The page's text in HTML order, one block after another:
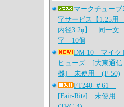
マークチューブ
字サービス【1.25用
内径3.2φ】 同一文
字 10個
DM-10 マイク
ヒューズ [大東通信
機] 未使用 (F-50)
FT240-＃61
[Fair-Rite] 未使用